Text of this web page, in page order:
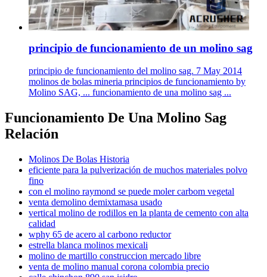
principio de funcionamiento de un molino sag
principio de funcionamiento del molino sag. 7 May 2014
molinos de bolas mineria principios de funcionamiento by
Molino SAG, ... funcionamiento de una molino sag ...
Funcionamiento De Una Molino Sag
Relación
Molinos De Bolas Historia
eficiente para la pulverización de muchos materiales polvo
fino
con el molino raymond se puede moler carbom vegetal
venta demolino demixtamasa usado
vertical molino de rodillos en la planta de cemento con alta
calidad
wphy 65 de acero al carbono reductor
estrella blanca molinos mexicali
molino de martillo construccion mercado libre
venta de molino manual corona colombia precio